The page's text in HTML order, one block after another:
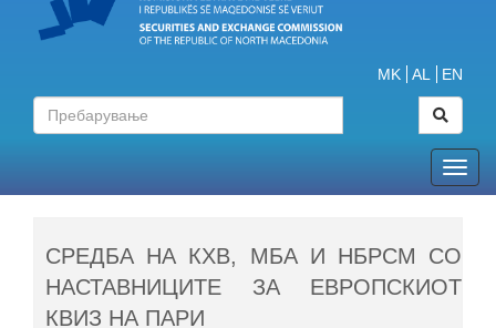
MK AL EN
СРЕДБА НА КХВ, МБА И НБРСМ СО
НАСТАВНИЦИТЕ ЗА ЕВРОПСКИОТ
КВИЗ НА ПАРИ